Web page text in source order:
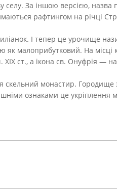
селу. За іншою версією, назва
рафтингом на річці
І тепер це урочище
як малоприбутковий. На місці
ст., а ікона св. Онуфрія —
скельний монастир. Городище
ознаками це укріплення